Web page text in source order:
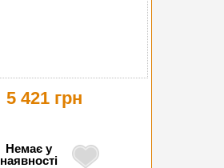
5 421 грн
Немає у
наявності